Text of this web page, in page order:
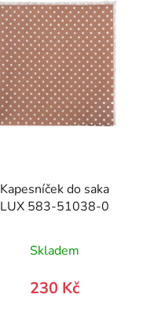
Kapesníček do saka
LUX 583-51038-0
Skladem
230 Kč